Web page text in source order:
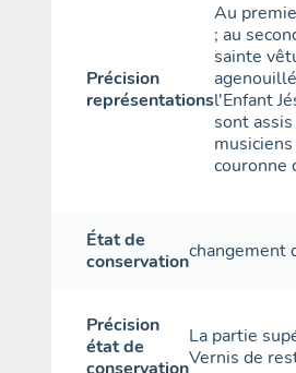
Précision
représentations
Au
; au
sainte
l'Enfant
sont
couronne
État de
conservationchangement
Précision
état de
La partie
Vernis de